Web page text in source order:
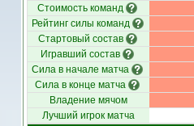
Стоимость команд
Рейтинг силы команд
Стартовый состав
Игравший состав
Сила в начале матча
Сила в конце матча
Владение мячом
Лучший игрок матча